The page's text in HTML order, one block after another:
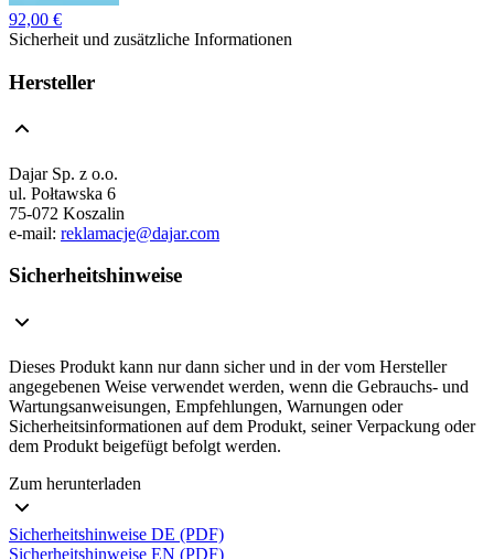
92,00 €
Sicherheit und zusätzliche Informationen
Hersteller
Dajar Sp. z o.o.
ul. Połtawska 6
75-072 Koszalin
e-mail: reklamacje@dajar.com
Sicherheitshinweise
Dieses Produkt kann nur dann sicher und in der vom Hersteller
angegebenen Weise verwendet werden, wenn die Gebrauchs- und
Wartungsanweisungen, Empfehlungen, Warnungen oder
Sicherheitsinformationen auf dem Produkt, seiner Verpackung oder
dem Produkt beigefügt befolgt werden.
Zum herunterladen
Sicherheitshinweise DE (PDF)
Sicherheitshinweise EN (PDF)